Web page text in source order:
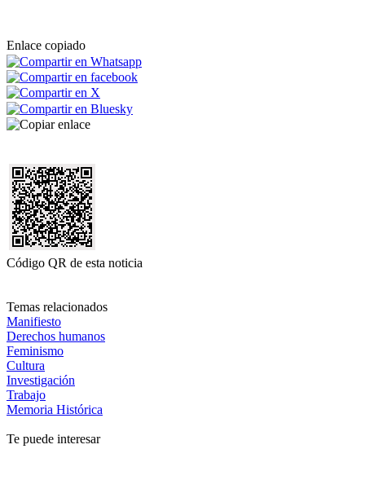
Enlace copiado
Código QR de esta noticia
Temas relacionados
Manifiesto
Derechos humanos
Feminismo
Cultura
Investigación
Trabajo
Memoria Histórica
Te puede interesar